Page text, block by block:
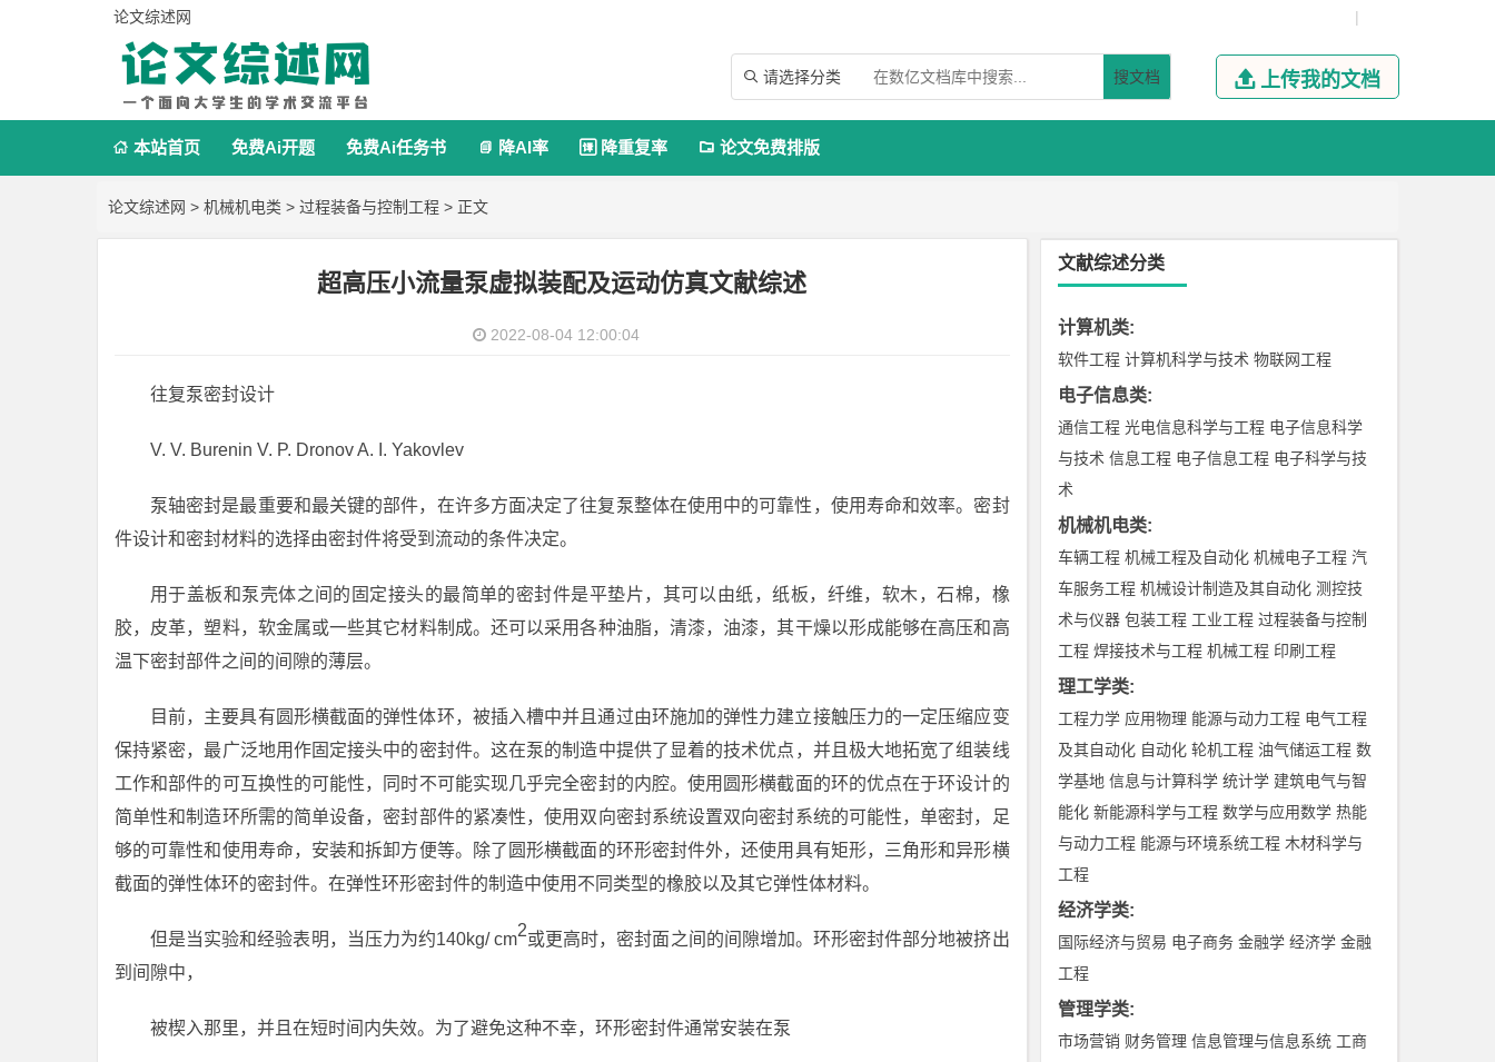
论文综述网 |
 请选择分类 搜文档  上传我的文档
 本站首页 免费Ai开题 免费Ai任务书  降AI率  降重复率  论文免费排版
论文综述网 > 机械机电类 > 过程装备与控制工程 > 正文
超高压小流量泵虚拟装配及运动仿真文献综述
2022-08-04 12:00:04
往复泵密封设计
V. V. Burenin V. P. Dronov A. I. Yakovlev
泵轴密封是最重要和最关键的部件，在许多方面决定了往复泵整体在使用中的可靠性，使用寿命和效率。密封
件设计和密封材料的选择由密封件将受到流动的条件决定。
用于盖板和泵壳体之间的固定接头的最简单的密封件是平垫片，其可以由纸，纸板，纤维，软木，石棉，橡
胶，皮革，塑料，软金属或一些其它材料制成。还可以采用各种油脂，清漆，油漆，其干燥以形成能够在高压和高
温下密封部件之间的间隙的薄层。
目前，主要具有圆形横截面的弹性体环，被插入槽中并且通过由环施加的弹性力建立接触压力的一定压缩应变
保持紧密，最广泛地用作固定接头中的密封件。这在泵的制造中提供了显着的技术优点，并且极大地拓宽了组装线
工作和部件的可互换性的可能性，同时不可能实现几乎完全密封的内腔。使用圆形横截面的环的优点在于环设计的
简单性和制造环所需的简单设备，密封部件的紧凑性，使用双向密封系统设置双向密封系统的可能性，单密封，足
够的可靠性和使用寿命，安装和拆卸方便等。除了圆形横截面的环形密封件外，还使用具有矩形，三角形和异形横
截面的弹性体环的密封件。在弹性环形密封件的制造中使用不同类型的橡胶以及其它弹性体材料。
但是当实验和经验表明，当压力为约140kg/ cm2或更高时，密封面之间的间隙增加。环形密封件部分地被挤出
到间隙中，
被楔入那里，并且在短时间内失效。为了避免这种不幸，环形密封件通常安装在泵
文献综述分类
计算机类:
软件工程 计算机科学与技术 物联网工程
电子信息类:
通信工程 光电信息科学与工程 电子信息科学
与技术 信息工程 电子信息工程 电子科学与技
术
机械机电类:
车辆工程 机械工程及自动化 机械电子工程 汽
车服务工程 机械设计制造及其自动化 测控技
术与仪器 包装工程 工业工程 过程装备与控制
工程 焊接技术与工程 机械工程 印刷工程
理工学类:
工程力学 应用物理 能源与动力工程 电气工程
及其自动化 自动化 轮机工程 油气储运工程 数
学基地 信息与计算科学 统计学 建筑电气与智
能化 新能源科学与工程 数学与应用数学 热能
与动力工程 能源与环境系统工程 木材科学与
工程
经济学类:
国际经济与贸易 电子商务 金融学 经济学 金融
工程
管理学类:
市场营销 财务管理 信息管理与信息系统 工商